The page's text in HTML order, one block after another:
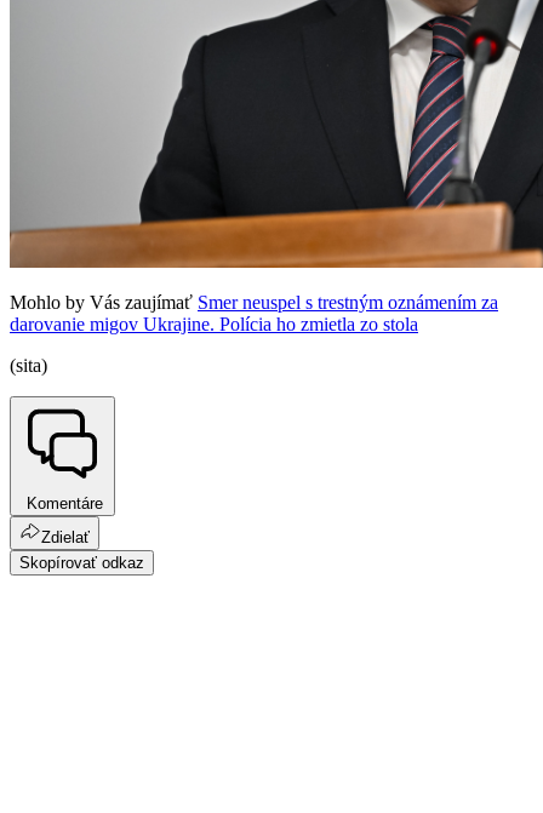
Mohlo by Vás zaujímať Smer neuspel s trestným oznámením za
darovanie migov Ukrajine. Polícia ho zmietla zo stola
(sita)
Komentáre
Zdielať
Skopírovať odkaz